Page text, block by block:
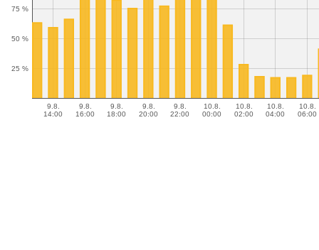
9.8.
14:00
9.8.
16:00
9.8.
18:00
9.8.
20:00
9.8.
22:00
10.8.
00:00
10.8.
02:00
10.8.
04:00
10.8.
06:00
25 %
50 %
75 %